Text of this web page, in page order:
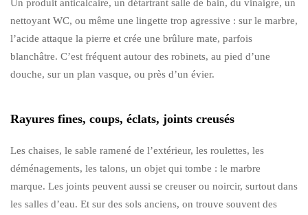
Un produit anticalcaire, un détartrant salle de bain, du vinaigre, un
nettoyant WC, ou même une lingette trop agressive : sur le marbre,
l’acide attaque la pierre et crée une brûlure mate, parfois
blanchâtre. C’est fréquent autour des robinets, au pied d’une
douche, sur un plan vasque, ou près d’un évier.
Rayures fines, coups, éclats, joints creusés
Les chaises, le sable ramené de l’extérieur, les roulettes, les
déménagements, les talons, un objet qui tombe : le marbre
marque. Les joints peuvent aussi se creuser ou noircir, surtout dans
les salles d’eau. Et sur des sols anciens, on trouve souvent des